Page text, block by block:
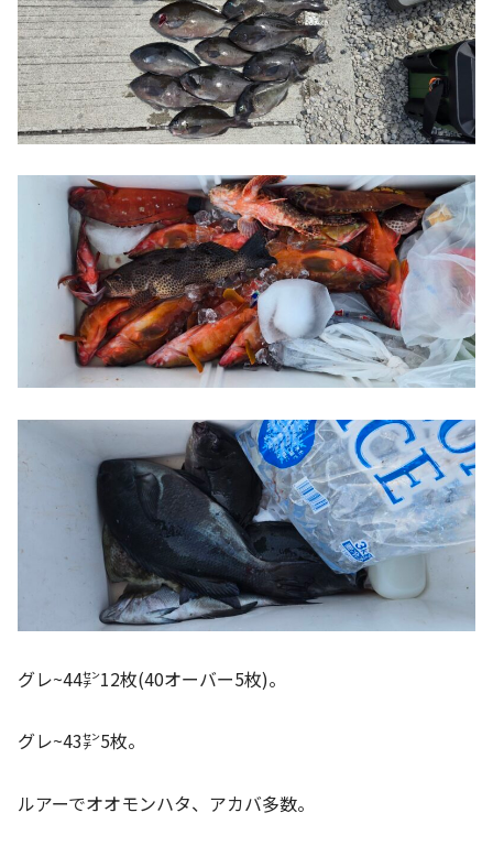
グレ~44㌢12枚(40オーバー5枚)。
グレ~43㌢5枚。
ルアーでオオモンハタ、アカバ多数。